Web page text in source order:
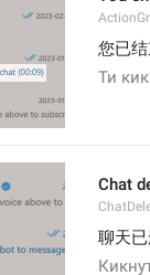
您已
Ти
Chat
聊天